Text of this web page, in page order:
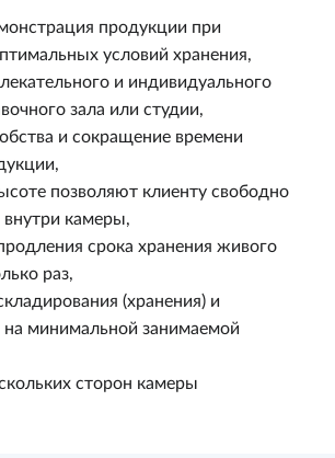
продукции при
условий хранения,
и индивидуального
зала или студии,
и сокращение времени
позволяют клиенту свободно
камеры,
срока хранения живого
раз,
(хранения) и
минимальной занимаемой
сторон камеры